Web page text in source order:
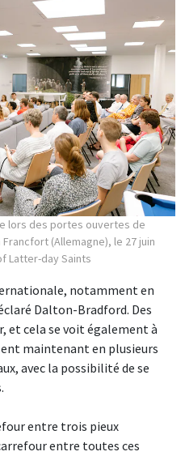
lors des portes ouvertes de
(Allemagne), le 27 juin
Latter-day Saints
notamment en
Dalton-Bradford. Des
et cela se voit également à
maintenant en plusieurs
avec la possibilité de se
entre trois pieux
entre toutes ces